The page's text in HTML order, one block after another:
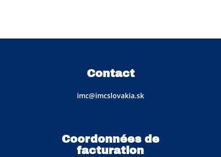
Contact
imc@imcslovakia.sk
Coordonnées de
facturation